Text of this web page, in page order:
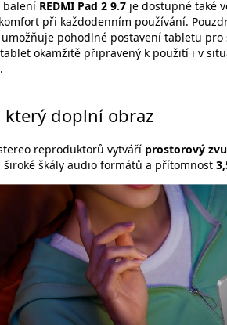
balení REDMI Pad 2 9.7 je dostupné také
při každodenním používání.
pohodlné postavení tabletu
okamžitě připravený k použití i v
který doplní obraz
reproduktorů vytváří prostorový
široké škály audio formátů a přítomnost